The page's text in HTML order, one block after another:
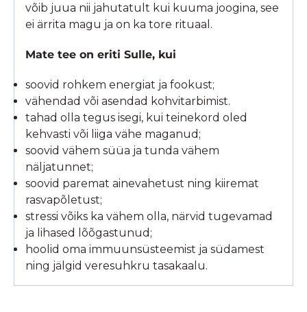
võib juua nii jahutatult kui kuuma joogina, see
ei ärrita magu ja on ka tore rituaal.
Mate tee on eriti Sulle, kui
soovid rohkem energiat ja fookust;
vähendad või asendad kohvitarbimist.
tahad olla tegus isegi, kui teinekord oled
kehvasti või liiga vähe maganud;
soovid vähem süüa ja tunda vähem
näljatunnet;
soovid paremat ainevahetust ning kiiremat
rasvapõletust;
stressi võiks ka vähem olla, närvid tugevamad
ja lihased lõõgastunud;
hoolid oma immuunsüsteemist ja südamest
ning jälgid veresuhkru tasakaalu.